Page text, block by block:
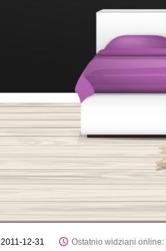
2011-12-31 Ostatnio widziani online: